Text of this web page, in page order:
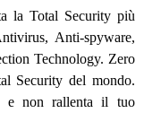
la Total Security più
Anti-spyware,
Technology. Zero
Security del mondo.
e non rallenta il tuo